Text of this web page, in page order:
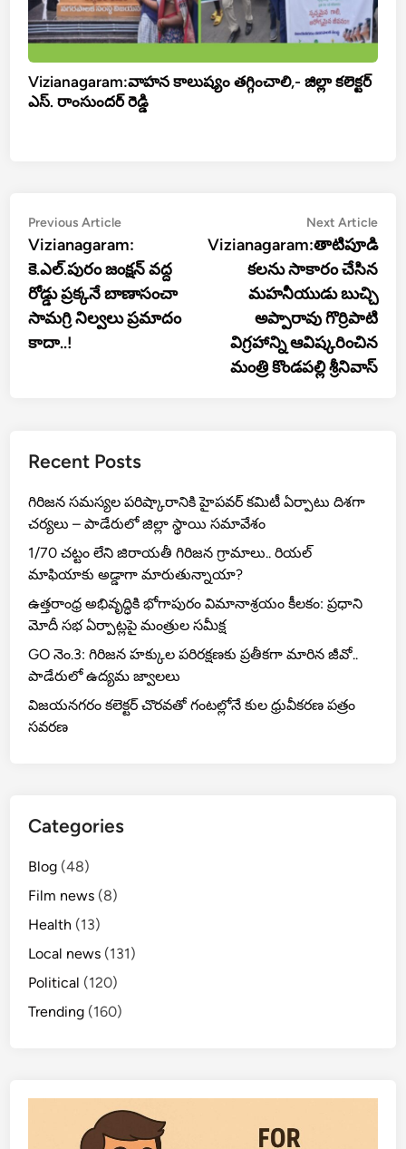
Vizianagaram:వాహన కాలుష్యం తగ్గించాలి,- జిల్లా కలెక్టర్
ఎస్. రాంసుందర్ రెడ్డి
Post
navigation
Previous ArticlePrevious
article:
Vizianagaram:
కె.ఎల్.పురం జంక్షన్ వద్ద
రోడ్డు ప్రక్కనే బాణాసంచా
సామగ్రి నిల్వలు ప్రమాదం
కాదా..!
Next Article
Vizianagaram:తాటిపూడి
కలను సాకారం చేసిన
మహనీయుడు బుచ్చి
అప్పారావు గొర్రిపాటి
విగ్రహాన్ని ఆవిష్కరించిన
మంత్రి కొండపల్లి శ్రీనివాస్
Recent Posts
గిరిజన సమస్యల పరిష్కారానికి హైపవర్ కమిటీ ఏర్పాటు దిశగా
చర్యలు – పాడేరులో జిల్లా స్థాయి సమావేశం
1/70 చట్టం లేని జిరాయతీ గిరిజన గ్రామాలు.. రియల్
మాఫియాకు అడ్డాగా మారుతున్నాయా?
ఉత్తరాంధ్ర అభివృద్ధికి భోగాపురం విమానాశ్రయం కీలకం: ప్రధాని
మోదీ సభ ఏర్పాట్లపై మంత్రుల సమీక్ష
GO నెం.3: గిరిజన హక్కుల పరిరక్షణకు ప్రతీకగా మారిన జీవో..
పాడేరులో ఉద్యమ జ్వాలలు
విజయనగరం కలెక్టర్ చొరవతో గంటల్లోనే కుల ధ్రువీకరణ పత్రం
సవరణ
Categories
Blog (48)
Film news (8)
Health (13)
Local news (131)
Political (120)
Trending (160)